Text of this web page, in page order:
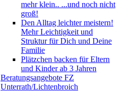
mehr klein.. ...und noch nicht
groß!
Den Alltag leichter meistern!
Mehr Leichtigkeit und
Struktur für Dich und Deine
Familie
Plätzchen backen für Eltern
und Kinder ab 3 Jahren
Beratungsangebote FZ
Unterrath/Lichtenbroich